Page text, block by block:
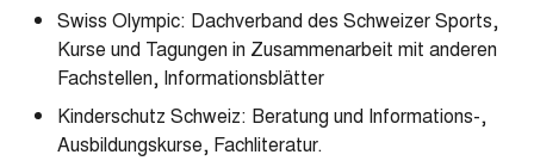
Swiss Olympic: Dachverband des Schweizer Sports,
Kurse und Tagungen in Zusammenarbeit mit anderen
Fachstellen, Informationsblätter
Kinderschutz Schweiz: Beratung und Informations-,
Ausbildungskurse, Fachliteratur.